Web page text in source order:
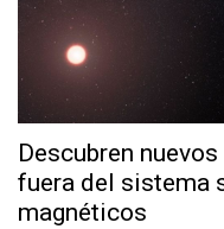
Descubren
fuera del sistema
magnéticos